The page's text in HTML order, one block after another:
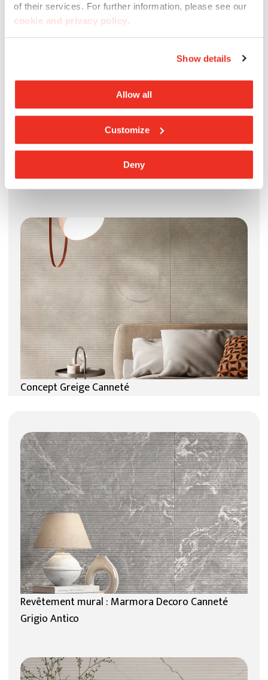
of their services. For further information, please see our
cookie and privacy policy.
Show details
Allow all
Customize
Deny
Terrae Tortora Canneté
Concept Greige Canneté
Revêtement mural : Marmora Decoro Canneté
Grigio Antico